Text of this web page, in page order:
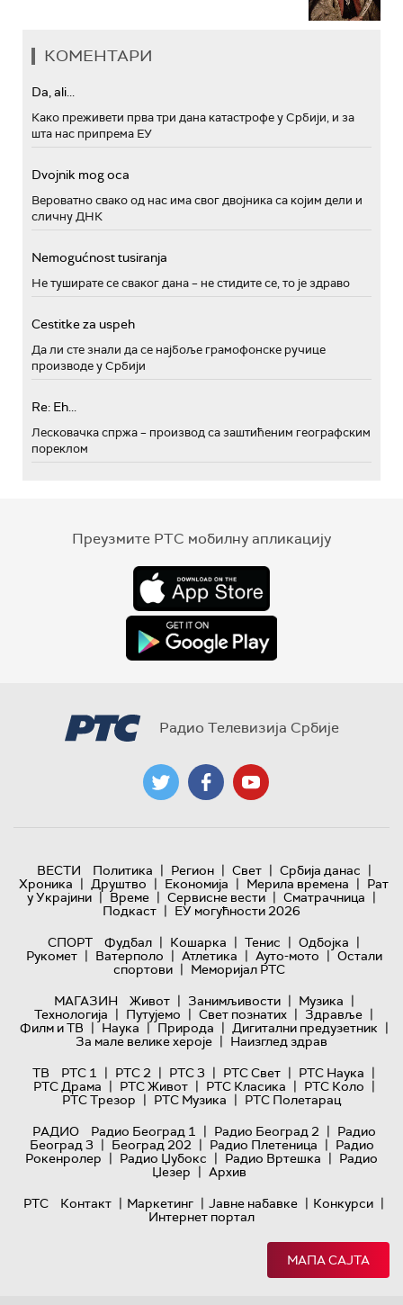
КОМЕНТАРИ
Da, ali...
Како преживети прва три дана катастрофе у Србији, и за
шта нас припрема ЕУ
Dvojnik mog oca
Вероватно свако од нас има свог двојника са којим дели и
сличну ДНК
Nemogućnost tusiranja
Не туширате се сваког дана – не стидите се, то је здраво
Cestitke za uspeh
Да ли сте знали да се најбоље грамофонске ручице
производе у Србији
Re: Eh...
Лесковачка спржа – производ са заштићеним географским
пореклом
Преузмите РТС мобилну апликацију
Радио Телевизија Србије
ВЕСТИ Политика | Регион | Свет | Србија данас |
Хроника | Друштво | Економија | Мерила времена | Рат
у Украјини | Време | Сервисне вести | Сматрачница |
Подкаст | ЕУ могућности 2026
СПОРТ
Фудбал | Кошарка | Тенис | Одбојка |
Рукомет | Ватерполо | Атлетика | Ауто-мото | Остали
спортови | Меморијал РТС
МАГАЗИН
Живот | Занимљивости | Музика |
Технологијa | Путујемо | Свет познатих | Здравље |
Филм и ТВ | Наука | Природа | Дигитални предузетник |
За мале велике хероје | Наизглед здрав
ТВ
РТС 1 | РТС 2 | РТС 3 | РТС Свет | РТС Наука |
РТС Драма | РТС Живот | РТС Класика | РТС Коло |
РТС Трезор | РТС Музика | РТС Полетарац
РАДИО
Радио Београд 1 | Радио Београд 2 | Радио
Београд 3 | Београд 202 | Радио Плетеница | Радио
Рокенролер | Радио Џубокс | Радио Вртешка | Радио
Џезер | Архив
РТС
Контакт | Маркетинг | Јавне набавке | Конкурси |
Интернет портал
МАПА САЈТА